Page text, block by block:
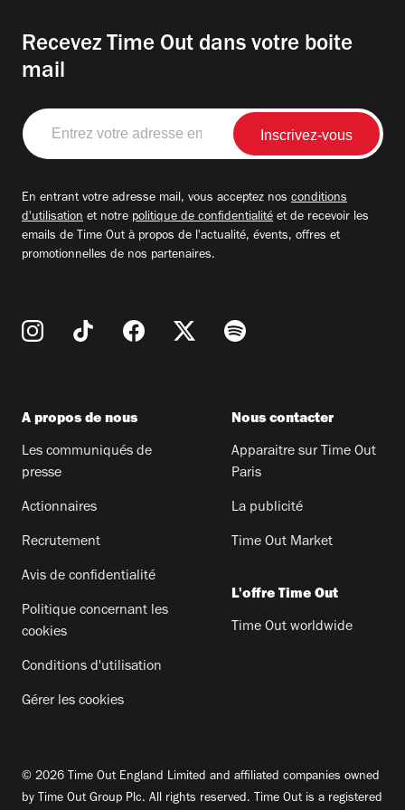
Recevez Time Out dans votre boite
mail
Entrez
votre
adresse
En entrant votre adresse mail, vous acceptez nos conditions
d'utilisation et notre politique de confidentialité et de recevoir les
emails de Time Out à propos de l'actualité, évents, offres et
promotionnelles de nos partenaires.
A propos de nous
Les communiqués de
presse
Actionnaires
Recrutement
Avis de confidentialité
Politique concernant les
cookies
Conditions d'utilisation
Gérer les cookies
Nous contacter
Apparaitre sur Time Out
Paris
La publicité
Time Out Market
L'offre Time Out
Time Out worldwide
© 2026 Time Out England Limited and affiliated companies owned
by Time Out Group Plc. All rights reserved. Time Out is a registered